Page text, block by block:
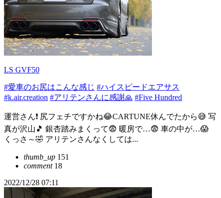
LS GVF50
#愛車のお尻はこんな感じ #ハイスピードエアサス
#k.air.creation #アリテンさんに感謝🙏 #Five Hundred
運営さん❗ 尻フェチですかね😂CARTUNE休んでたから😅 写
真が沢山🎵 銀杏踏みまくって😨 暖房で…😨 車の中が…😱
くっさ～🤣 アリテンさんなくしては...
thumb_up 151
comment18
2022/12/28 07:11